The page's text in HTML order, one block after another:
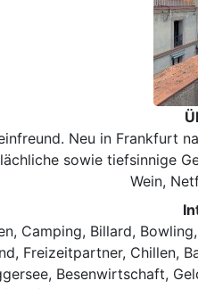
Neu in Frankfurt
sowie tiefsinnige
Wein,
Camping, Billard,
Freizeitpartner, Chillen,
Besenwirtschaft,